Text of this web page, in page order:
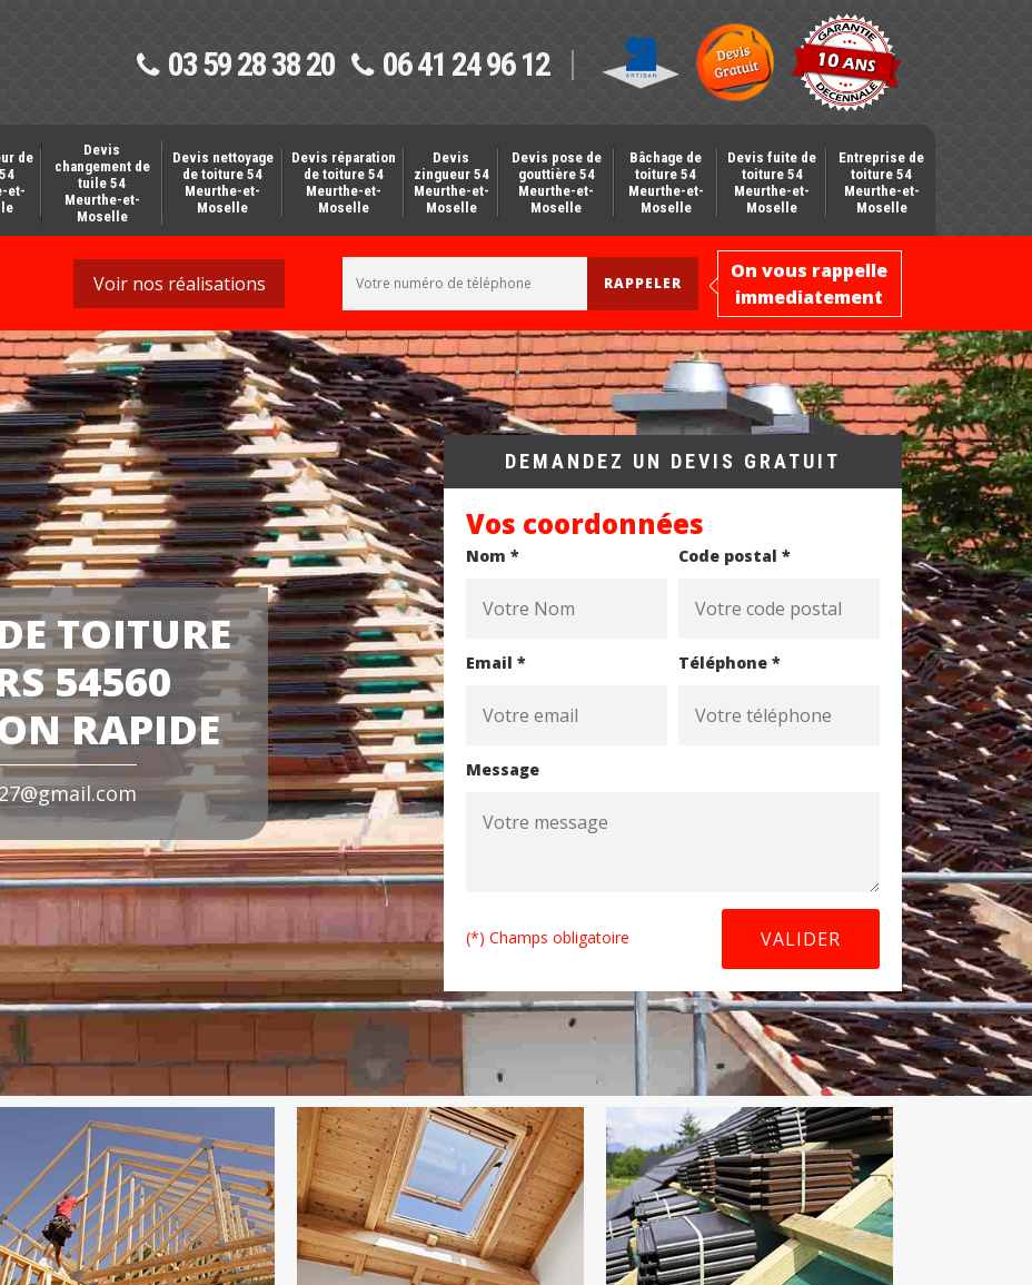
03 59 28 38 20 06 41 24 96 12
de
et-
Devis
changement de
tuile 54
Meurthe-et-
Moselle
Devis nettoyage
de toiture 54
Meurthe-et-
Moselle
Devis réparation
de toiture 54
Meurthe-et-
Moselle
Devis
zingueur 54
Meurthe-et-
Moselle
Devis pose de
gouttière 54
Meurthe-et-
Moselle
Bâchage de
toiture 54
Meurthe-et-
Moselle
Devis fuite de
toiture 54
Meurthe-et-
Moselle
Entreprise de
toiture 54
Meurthe-et-
Moselle
Voir nos réalisations
On vous rappelle
immediatement
TOITURE
54560
RAPIDE
DEMANDEZ UN DEVIS GRATUIT
Vos coordonnées
Nom * Code postal *
Email * Téléphone *
Message
(*) Champs obligatoire